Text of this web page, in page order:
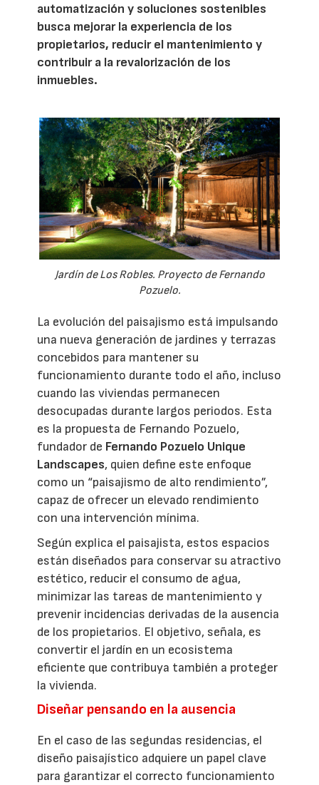
automatización y soluciones sostenibles
busca mejorar la experiencia de los
propietarios, reducir el mantenimiento y
contribuir a la revalorización de los
inmuebles.
Jardín de Los Robles. Proyecto de Fernando
Pozuelo.
La evolución del paisajismo está impulsando
una nueva generación de jardines y terrazas
concebidos para mantener su
funcionamiento durante todo el año, incluso
cuando las viviendas permanecen
desocupadas durante largos periodos. Esta
es la propuesta de Fernando Pozuelo,
fundador de Fernando Pozuelo Unique
Landscapes, quien define este enfoque
como un “paisajismo de alto rendimiento”,
capaz de ofrecer un elevado rendimiento
con una intervención mínima.
Según explica el paisajista, estos espacios
están diseñados para conservar su atractivo
estético, reducir el consumo de agua,
minimizar las tareas de mantenimiento y
prevenir incidencias derivadas de la ausencia
de los propietarios. El objetivo, señala, es
convertir el jardín en un ecosistema
eficiente que contribuya también a proteger
la vivienda.
Diseñar pensando en la ausencia
En el caso de las segundas residencias, el
diseño paisajístico adquiere un papel clave
para garantizar el correcto funcionamiento